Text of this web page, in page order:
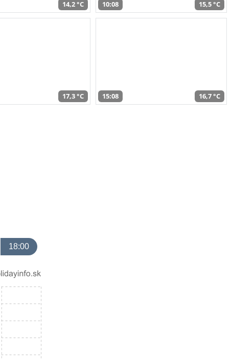
14,2 °C 10:08 15,5 °C
17,3 °C 15:08 16,7 °C
18:00